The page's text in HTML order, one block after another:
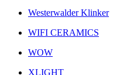
Westerwalder Klinker
WIFI CERAMICS
WOW
XLIGHT